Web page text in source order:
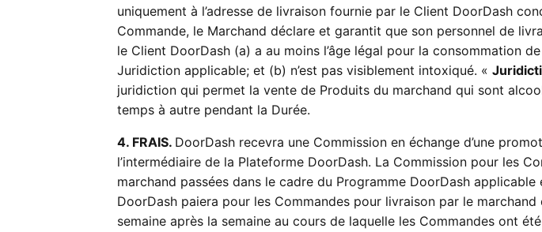
uniquement à l’adresse de livraison fournie par le Client DoorDash
Commande, le Marchand déclare et garantit que son personnel de
le Client DoorDash (a) a au moins l’âge légal pour la consommation
Juridiction applicable; et (b) n’est pas visiblement intoxiqué. «
juridiction qui permet la vente de Produits du marchand qui sont
temps à autre pendant la Durée.
4. FRAIS. DoorDash recevra une Commission en échange d’une
l’intermédiaire de la Plateforme DoorDash. La Commission pour les
marchand passées dans le cadre du Programme DoorDash
DoorDash paiera pour les Commandes pour livraison par le
semaine après la semaine au cours de laquelle les Commandes ont